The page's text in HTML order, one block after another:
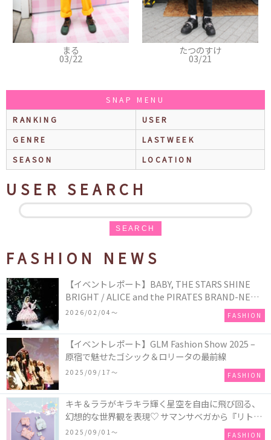
まる
03/22
たつのすけ
03/21
SNAP MENU
RANKING
USER
GENRE
LASTWEEK
SEASON
LOCATION
USER SEARCH
SEARCH
FASHION NEWS
【イベントレポート】BABY, THE STARS SHINE
BRIGHT / ALICE and the PIRATES BRAND-NEW
COLLECTION in TOKYO
2026/02/04〜 FASHION
【イベントレポート】GLM Fashion Show 2025 –
原宿で魅せたゴシック＆ロリータの最前線
2025/09/17〜 FASHION
キキ＆ララがキラキラ輝く星空を自由に飛び回る、
幻想的な世界観を表現♡ サマンサベガから『リトル
ツインスターズ』50周年アニバーサリーイヤー』を
2025/09/01〜 FASHION